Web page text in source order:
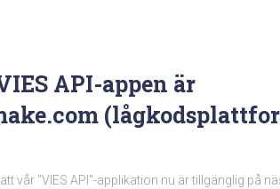
API-appen är
vår "VIES API"-applikation nu är tillgänglig på